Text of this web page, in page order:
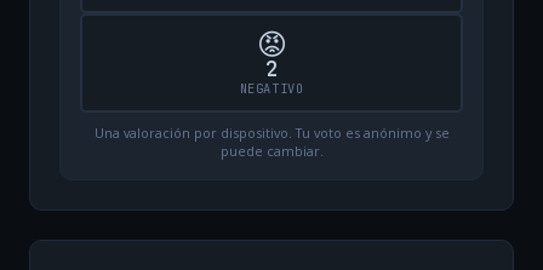
😡
2
NEGATIVO
Una valoración por dispositivo. Tu voto es anónimo y se
puede cambiar.